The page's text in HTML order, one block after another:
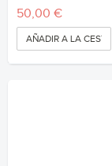
50,00 €
AÑADIR A LA CESTA